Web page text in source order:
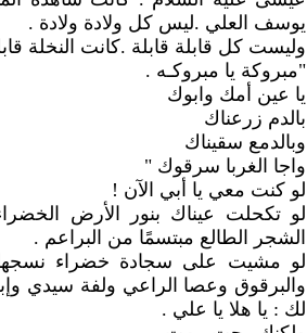
يوسف العلي .ليس كل ولادة ولادة .
وليست كل قابلة قابلة .كانت النخلة
"مبروكة يا مبروكـه .
يا عين أمك وابوك
بالدم زرعناك
وبالدمع سقيناك
واجا الغربا سرقوك "
لو كنت معي يا أبي الآن !
لو تكحلت عيناك بنور الأرض
الشجر الطالع مبتسمًا من البراعم .
لو مشيت على سجادة خضراء نسجها
والبرقوق وعصا الراعي ولفة سيدي
لك : يا هلا يا علي .